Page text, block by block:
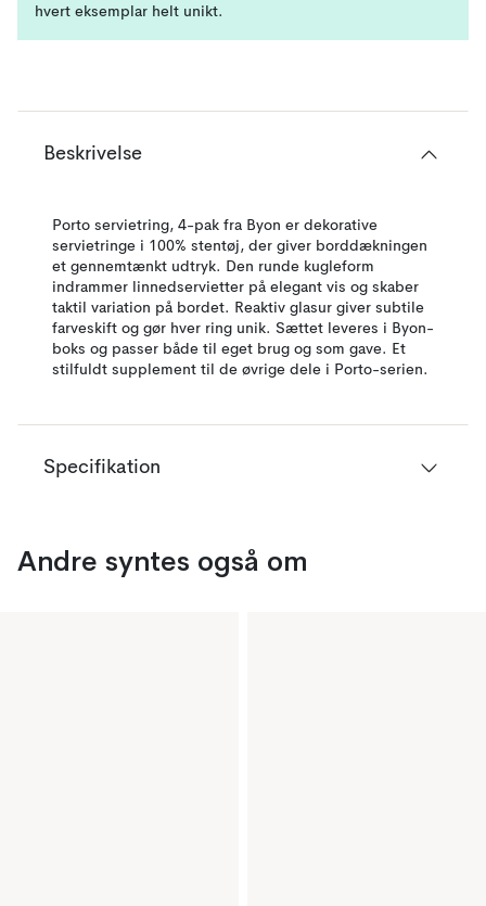
hvert eksemplar helt unikt.
Beskrivelse
Porto servietring, 4-pak fra Byon er dekorative
servietringe i 100% stentøj, der giver borddækningen
et gennemtænkt udtryk. Den runde kugleform
indrammer linnedservietter på elegant vis og skaber
taktil variation på bordet. Reaktiv glasur giver subtile
farveskift og gør hver ring unik. Sættet leveres i Byon-
boks og passer både til eget brug og som gave. Et
stilfuldt supplement til de øvrige dele i Porto-serien.
Specifikation
Andre syntes også om